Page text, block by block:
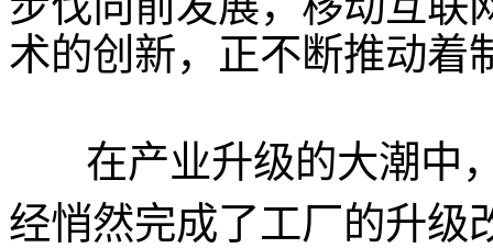
术的创新，正不断推动
在产业升级的大潮中，
经悄然完成了工厂的升级